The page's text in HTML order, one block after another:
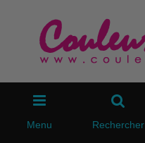
Menu Rechercher